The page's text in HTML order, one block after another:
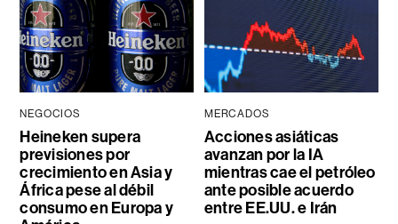
NEGOCIOS
Heineken supera
previsiones por
crecimiento en Asia y
África pese al débil
consumo en Europa y
MERCADOS
Acciones asiáticas
avanzan por la IA
mientras cae el petróleo
ante posible acuerdo
entre EE.UU. e Irán